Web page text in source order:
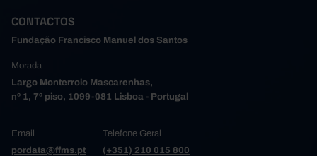
CONTACTOS
Fundação Francisco Manuel dos Santos
Morada
Largo Monterroio Mascarenhas,
nº 1, 7º piso, 1099-081 Lisboa - Portugal
Email
pordata@ffms.pt
Telefone Geral
(+351) 210 015 800